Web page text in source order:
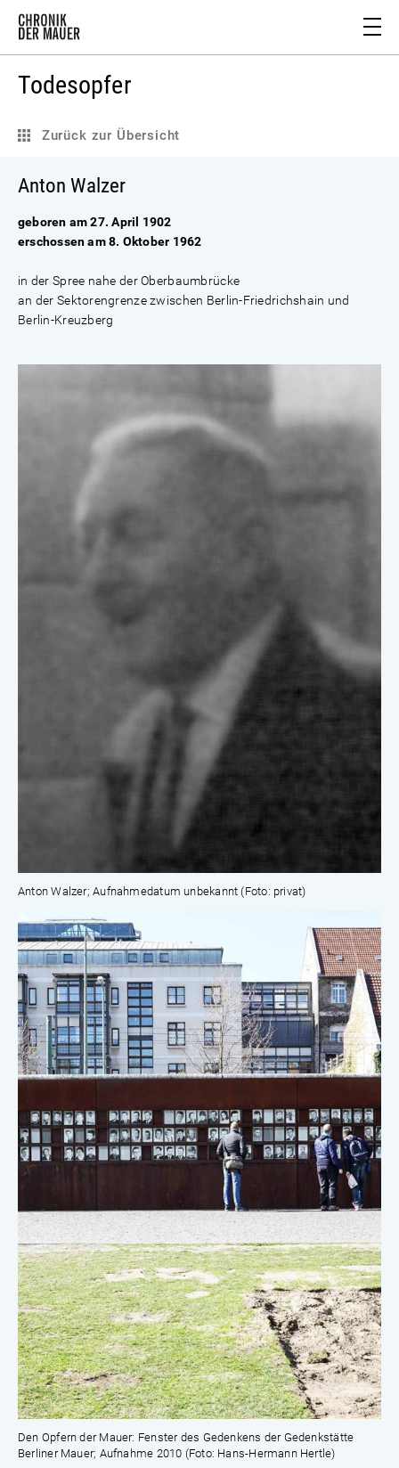
Todesopfer
Zurück zur Übersicht
Anton Walzer; Aufnahmedatum unbekannt (Foto: privat)
Den Opfern der Mauer: Fenster des Gedenkens der Gedenkstätte
Berliner Mauer; Aufnahme 2010 (Foto: Hans-Hermann Hertle)
Anton Walzer
geboren am 27. April 1902
erschossen am 8. Oktober 1962
in der Spree nahe der Oberbaumbrücke
an der Sektorengrenze zwischen Berlin-Friedrichshain und
Berlin-Kreuzberg